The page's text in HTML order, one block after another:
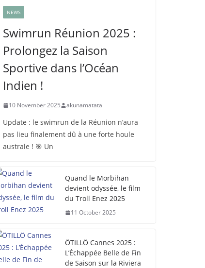
NEWS
Swimrun Réunion 2025 :
Prolongez la Saison
Sportive dans l’Océan
Indien !
10 November 2025 akunamatata
Update : le swimrun de la Réunion n’aura
pas lieu finalement dû à une forte houle
australe ! 🎯 Un
Quand le Morbihan
devient odyssée, le film
du Troll Enez 2025
11 October 2025
ÖTILLÖ Cannes 2025 :
L’Échappée Belle de Fin
de Saison sur la Riviera